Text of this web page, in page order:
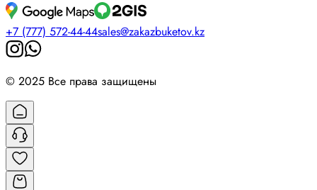
+7 (777) 572-44-44sales@zakazbuketov.kz
© 2025 Все права защищены